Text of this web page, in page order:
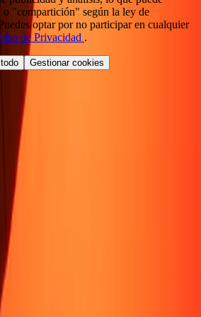
o "compartición" según la ley de
optar por no participar en cualquier
de Privacidad .
Gestionar cookies